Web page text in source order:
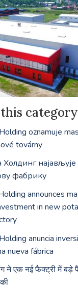
category
oznamuje
továrny
најављује
фабрику
announces
in new
anuncia
nueva fábrica
ने एक नई फैक्ट्री में बड़े